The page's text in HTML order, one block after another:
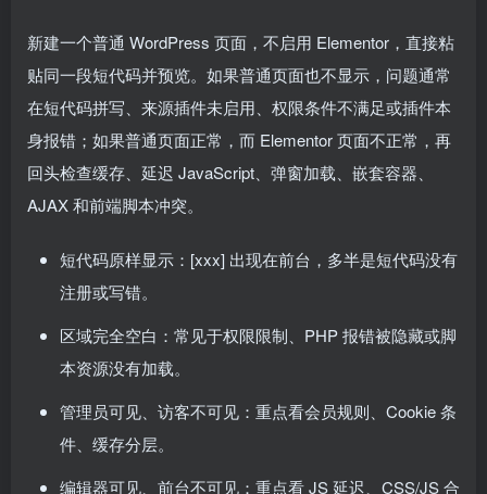
新建一个普通 WordPress 页面，不启用 Elementor，直接粘
贴同一段短代码并预览。如果普通页面也不显示，问题通常
在短代码拼写、来源插件未启用、权限条件不满足或插件本
身报错；如果普通页面正常，而 Elementor 页面不正常，再
回头检查缓存、延迟 JavaScript、弹窗加载、嵌套容器、
AJAX 和前端脚本冲突。
短代码原样显示：[xxx] 出现在前台，多半是短代码没有
注册或写错。
区域完全空白：常见于权限限制、PHP 报错被隐藏或脚
本资源没有加载。
管理员可见、访客不可见：重点看会员规则、Cookie 条
件、缓存分层。
编辑器可见、前台不可见：重点看 JS 延迟、CSS/JS 合